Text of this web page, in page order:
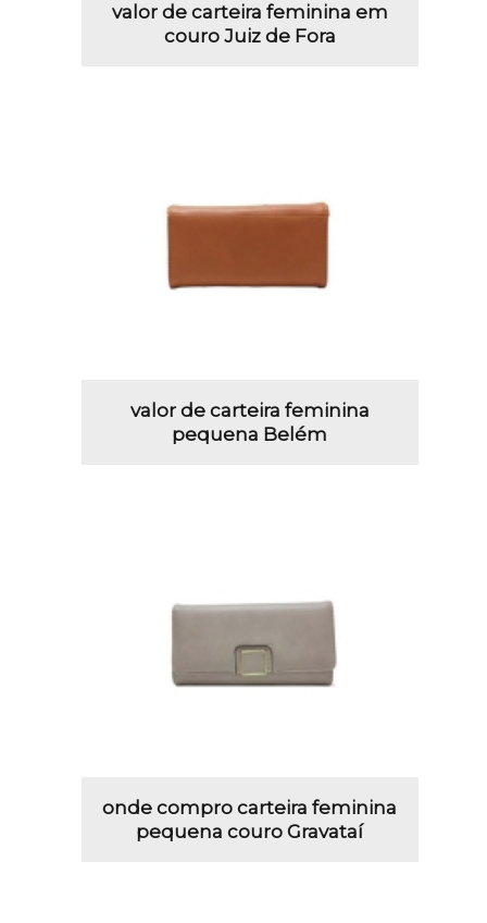
valor de carteira feminina em
couro Juiz de Fora
valor de carteira feminina
pequena Belém
onde compro carteira feminina
pequena couro Gravataí